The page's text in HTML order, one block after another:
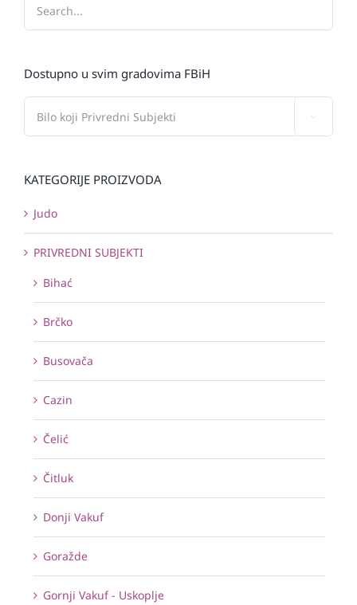
Dostupno u svim gradovima FBiH
KATEGORIJE PROIZVODA
Judo
PRIVREDNI SUBJEKTI
Bihać
Brčko
Busovača
Cazin
Čelić
Čitluk
Donji Vakuf
Goražde
Gornji Vakuf - Uskoplje